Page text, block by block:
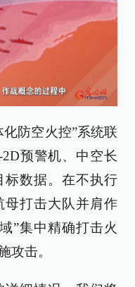
防空火控”系统联
预警机、中空长
标数据。在不执行
母打击大队并肩作
”集中精确打击火
攻击。